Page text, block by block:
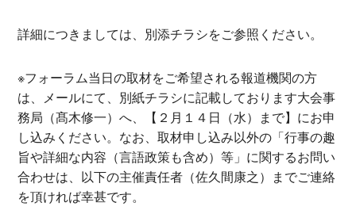
詳細につきましては、別添チラシをご参照ください。
※フォーラム当日の取材をご希望される報道機関の方
は、メールにて、別紙チラシに記載しております大会事
務局（髙木修一）へ、【２月１４日（水）まで】にお申
し込みください。なお、取材申し込み以外の「行事の趣
旨や詳細な内容（言語政策も含め）等」に関するお問い
合わせは、以下の主催責任者（佐久間康之）までご連絡
を頂ければ幸甚です。